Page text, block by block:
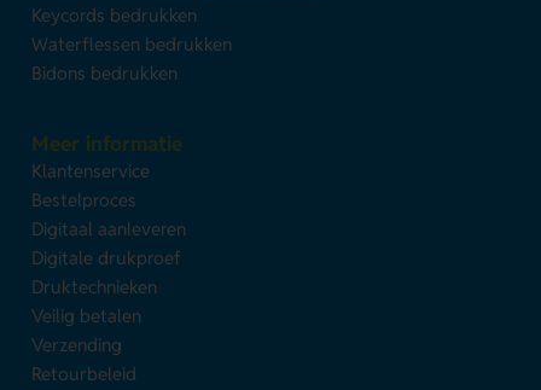
Keycords bedrukken
Waterflessen bedrukken
Bidons bedrukken
Meer informatie
Klantenservice
Bestelproces
Digitaal aanleveren
Digitale drukproef
Druktechnieken
Veilig betalen
Verzending
Retourbeleid